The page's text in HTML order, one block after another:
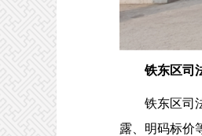
铁东区司
铁东区司法
露、明码标价